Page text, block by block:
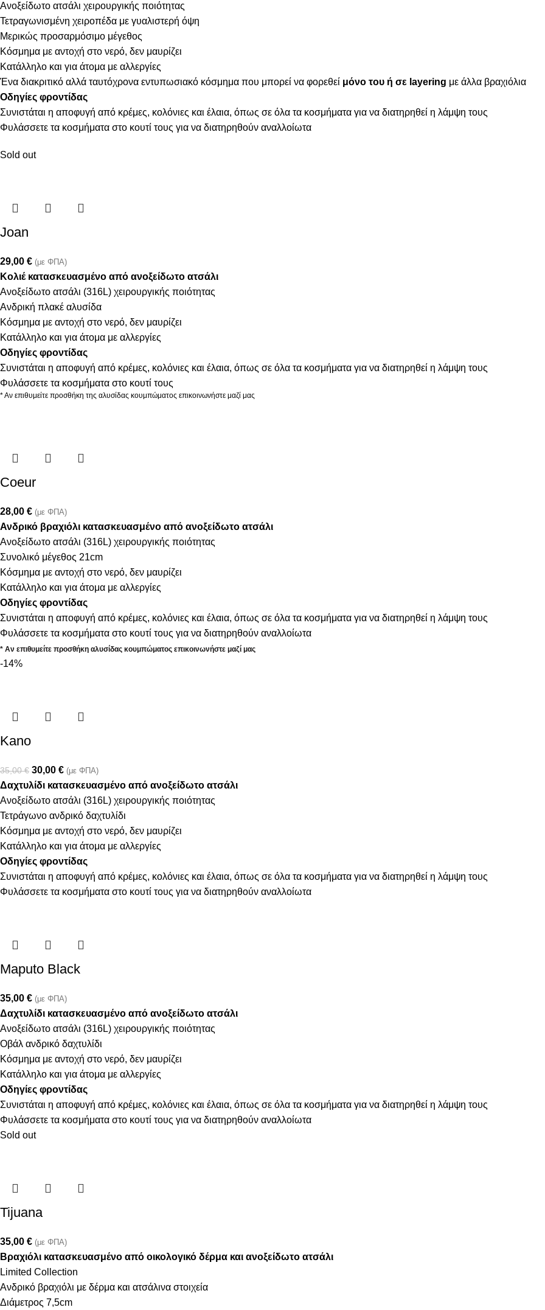
Ανοξείδωτο ατσάλι χειρουργικής ποιότητας
Τετραγωνισμένη χειροπέδα με γυαλιστερή όψη
Μερικώς προσαρμόσιμο μέγεθος
Κόσμημα με αντοχή στο νερό, δεν μαυρίζει
Κατάλληλο και για άτομα με αλλεργίες
Ένα διακριτικό αλλά ταυτόχρονα εντυπωσιακό κόσμημα που μπορεί να φορεθεί μόνο του ή σε layering με άλλα βραχιόλια
Οδηγίες φροντίδας
Συνιστάται η αποφυγή από κρέμες, κολόνιες και έλαια, όπως σε όλα τα κοσμήματα για να διατηρηθεί η λάμψη τους
Φυλάσσετε τα κοσμήματα στο κουτί τους για να διατηρηθούν αναλλοίωτα
Sold out
Joan
29,00 € (με ΦΠΑ)
Κολιέ κατασκευασμένο από ανοξείδωτο ατσάλι
Ανοξείδωτο ατσάλι (316L) χειρουργικής ποιότητας
Ανδρική πλακέ αλυσίδα
Κόσμημα με αντοχή στο νερό, δεν μαυρίζει
Κατάλληλο και για άτομα με αλλεργίες
Οδηγίες φροντίδας
Συνιστάται η αποφυγή από κρέμες, κολόνιες και έλαια, όπως σε όλα τα κοσμήματα για να διατηρηθεί η λάμψη τους
Φυλάσσετε τα κοσμήματα στο κουτί τους
* Αν επιθυμείτε προσθήκη της αλυσίδας κουμπώματος επικοινωνήστε μαζί μας
Coeur
28,00 € (με ΦΠΑ)
Ανδρικό βραχιόλι κατασκευασμένο από ανοξείδωτο ατσάλι
Ανοξείδωτο ατσάλι (316L) χειρουργικής ποιότητας
Συνολικό μέγεθος 21cm
Κόσμημα με αντοχή στο νερό, δεν μαυρίζει
Κατάλληλο και για άτομα με αλλεργίες
Οδηγίες φροντίδας
Συνιστάται η αποφυγή από κρέμες, κολόνιες και έλαια, όπως σε όλα τα κοσμήματα για να διατηρηθεί η λάμψη τους
Φυλάσσετε τα κοσμήματα στο κουτί τους για να διατηρηθούν αναλλοίωτα
* Αν επιθυμείτε προσθήκη αλυσίδας κουμπώματος επικοινωνήστε μαζί μας
-14%
Kano
35,00€ 30,00 € (με ΦΠΑ)
Δαχτυλίδι κατασκευασμένο από ανοξείδωτο ατσάλι
Ανοξείδωτο ατσάλι (316L) χειρουργικής ποιότητας
Τετράγωνο ανδρικό δαχτυλίδι
Κόσμημα με αντοχή στο νερό, δεν μαυρίζει
Κατάλληλο και για άτομα με αλλεργίες
Οδηγίες φροντίδας
Συνιστάται η αποφυγή από κρέμες, κολόνιες και έλαια, όπως σε όλα τα κοσμήματα για να διατηρηθεί η λάμψη τους
Φυλάσσετε τα κοσμήματα στο κουτί τους για να διατηρηθούν αναλλοίωτα
Maputo Black
35,00 € (με ΦΠΑ)
Δαχτυλίδι κατασκευασμένο από ανοξείδωτο ατσάλι
Ανοξείδωτο ατσάλι (316L) χειρουργικής ποιότητας
Οβάλ ανδρικό δαχτυλίδι
Κόσμημα με αντοχή στο νερό, δεν μαυρίζει
Κατάλληλο και για άτομα με αλλεργίες
Οδηγίες φροντίδας
Συνιστάται η αποφυγή από κρέμες, κολόνιες και έλαια, όπως σε όλα τα κοσμήματα για να διατηρηθεί η λάμψη τους
Φυλάσσετε τα κοσμήματα στο κουτί τους για να διατηρηθούν αναλλοίωτα
Sold out
Tijuana
35,00 € (με ΦΠΑ)
Βραχιόλι κατασκευασμένο από οικολογικό δέρμα και ανοξείδωτο ατσάλι
Limited Collection
Ανδρικό βραχιόλι με δέρμα και ατσάλινα στοιχεία
Διάμετρος 7,5cm